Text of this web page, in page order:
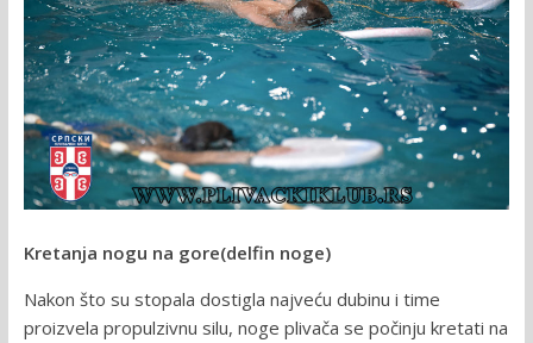
Kretanja nogu na gore(delfin noge)
Nakon što su stopala dostigla najveću dubinu i time
proizvela propulzivnu silu, noge plivača se počinju kretati na